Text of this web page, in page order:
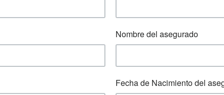
Nombre del asegurado
Fecha de Nacimiento del